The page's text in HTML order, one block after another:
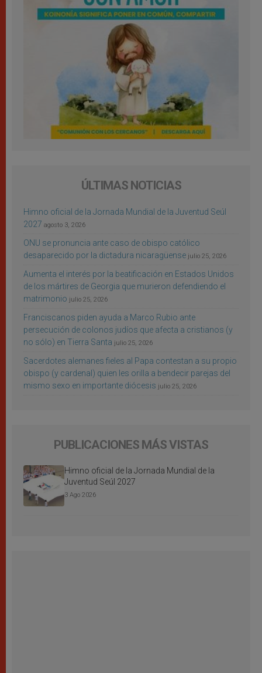
ÚLTIMAS NOTICIAS
Himno oficial de la Jornada Mundial de la Juventud Seúl
2027 agosto 3, 2026
ONU se pronuncia ante caso de obispo católico
desaparecido por la dictadura nicaragüense julio 25, 2026
Aumenta el interés por la beatificación en Estados Unidos
de los mártires de Georgia que murieron defendiendo el
matrimonio julio 25, 2026
Franciscanos piden ayuda a Marco Rubio ante
persecución de colonos judíos que afecta a cristianos (y
no sólo) en Tierra Santa julio 25, 2026
Sacerdotes alemanes fieles al Papa contestan a su propio
obispo (y cardenal) quien les orilla a bendecir parejas del
mismo sexo en importante diócesis julio 25, 2026
PUBLICACIONES MÁS VISTAS
Himno oficial de la Jornada Mundial de la
Juventud Seúl 2027
3 Ago 2026